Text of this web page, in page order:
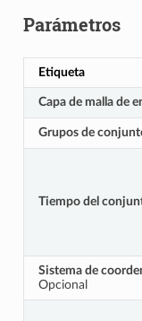
Parámetros
Etiqueta
Capa de malla de
Grupos de
Tiempo del
Sistema de
Opcional